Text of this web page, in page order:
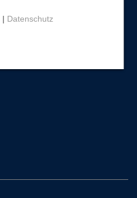
| Datenschutz